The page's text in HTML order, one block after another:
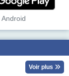
Android
Voir plus